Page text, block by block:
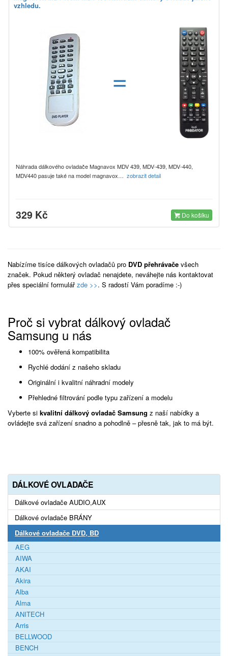
vzhledu.
=
Náhrada dálkového ovladače Magnavox MDV 439, MDV-439, MDV-440,
MDV440 pasuje také na model magnavox… zobrazit detail
329 Kč Do košíku
Nabízíme tisíce dálkových ovladačů pro DVD přehrávače všech
značek. Pokud některý ovladač nenajdete, neváhejte nás kontaktovat
přes speciální formulářzde >>. S radostí Vám poradíme :-)
Proč si vybrat dálkový ovladač
Samsung u nás
100% ověřená kompatibilita
Rychlé dodání z našeho skladu
Originální i kvalitní náhradní modely
Přehledné filtrování podle typu zařízení a modelu
Vyberte si kvalitní dálkový ovladač Samsung z naší nabídky a
ovládejte svá zařízení snadno a pohodlně – přesně tak, jak to má být.
DÁLKOVÉ OVLADAČE
Dálkové ovladače AUDIO,AUX
Dálkové ovladače BRÁNY
Dálkové ovladače DVD, BD
AEG
AIWA
AKAI
Akira
Alba
Alma
ANITECH
Arris
BELLWOOD
BENCH